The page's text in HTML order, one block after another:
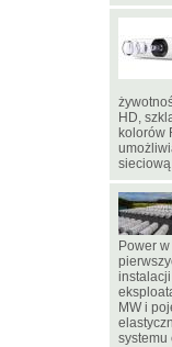
HD,
kolorów
Power
MW i
systemu